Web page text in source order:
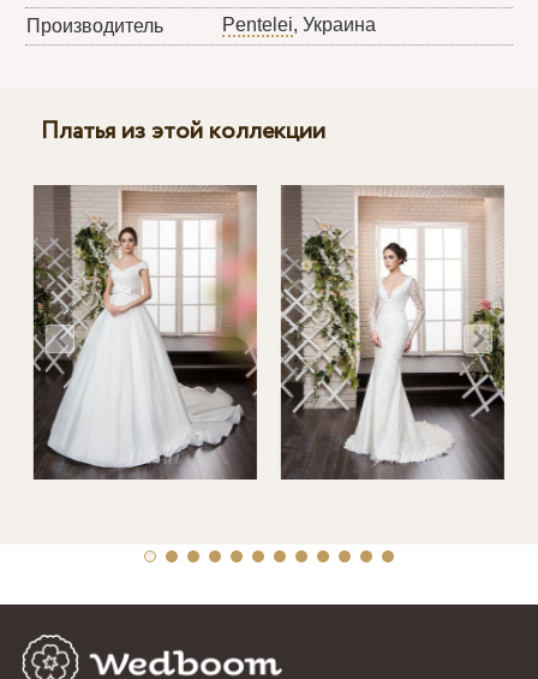
Производитель
Pentelei, Украина
Платья из этой коллекции